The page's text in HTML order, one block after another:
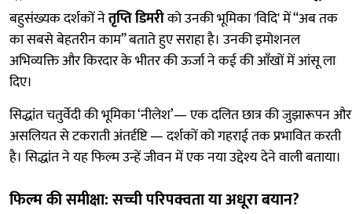
बहुसंख्यक दर्शकों नेतृप्ति डिमरीको उनकी भूमिका 'विदि' में “अब तक
का सबसे बेहतरीन काम” बताते हुए सराहा है। उनकी इमोशनल
अभिव्यक्ति और किरदार के भीतर की ऊर्जा ने कई की आँखों में आंसू ला
दिए।
सिद्धांत चतुर्वेदी की भूमिका ‘नीलेश’— एक दलित छात्र की जुझारूपन और
असलियत से टकराती अंतर्दृष्टि — दर्शकों को गहराई तक प्रभावित करती
है। सिद्धांत ने यह फिल्म उन्हें जीवन में एक नया उद्देश्य देने वाली बताया।
फिल्म की समीक्षा: सच्ची परिपक्वता या अधूरा बयान?